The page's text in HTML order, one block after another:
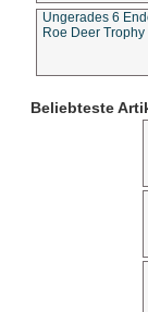
Ungerades 6
Roe Deer Trophy
Beliebteste